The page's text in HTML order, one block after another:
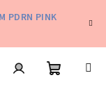
PDRN PINK